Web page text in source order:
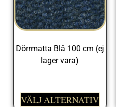
Dörrmatta Blå 100 cm (ej
lager vara)
VÄLJ ALTERNATIV